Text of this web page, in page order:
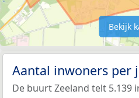
Bekijk
Aantal inwoners per
De buurt Zeeland telt 5.139